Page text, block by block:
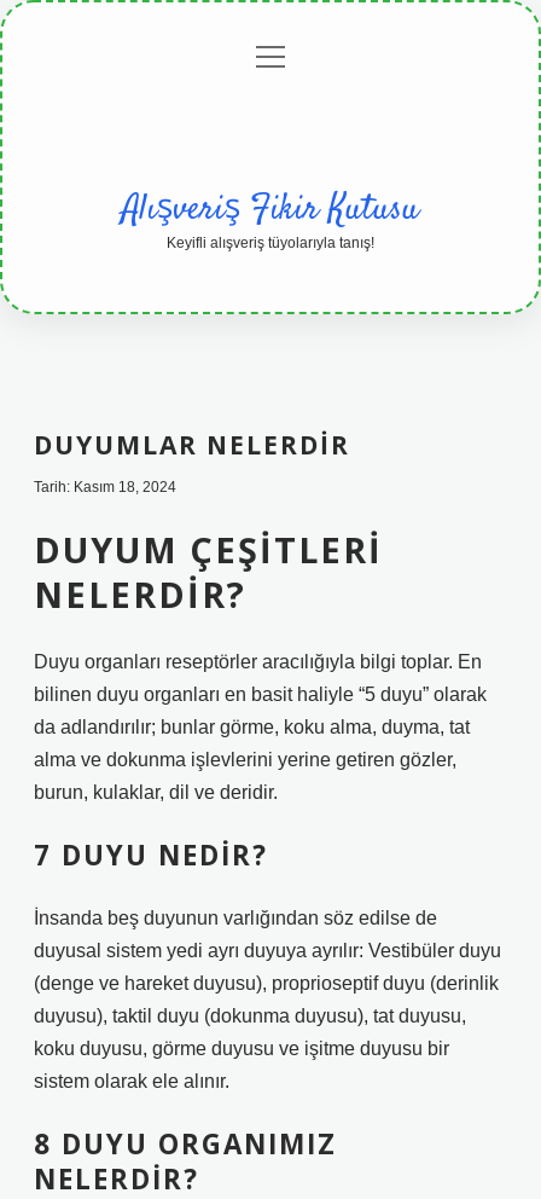
Gizlilikmenüyü
Alışveriş Fikir Kutusu
Keyifli alışveriş tüyolarıyla tanış!
DUYUMLAR NELERDIR
Tarih: Kasım 18, 2024
DUYUM ÇEŞITLERI
NELERDIR?
Duyu organları reseptörler aracılığıyla bilgi toplar. En
bilinen duyu organları en basit haliyle “5 duyu” olarak
da adlandırılır; bunlar görme, koku alma, duyma, tat
alma ve dokunma işlevlerini yerine getiren gözler,
burun, kulaklar, dil ve deridir.
7 DUYU NEDIR?
İnsanda beş duyunun varlığından söz edilse de
duyusal sistem yedi ayrı duyuya ayrılır: Vestibüler duyu
(denge ve hareket duyusu), proprioseptif duyu (derinlik
duyusu), taktil duyu (dokunma duyusu), tat duyusu,
koku duyusu, görme duyusu ve işitme duyusu bir
sistem olarak ele alınır.
8 DUYU ORGANIMIZ
NELERDIR?